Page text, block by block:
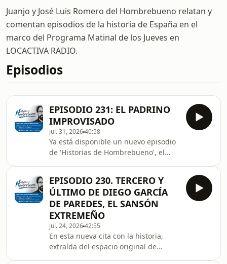
Juanjo y José Luis Romero del Hombrebueno relatan y
comentan episodios de la historia de España en el
marco del Programa Matinal de los Jueves en
LOCACTIVA RADIO.
Episodios
EPISODIO 231: EL PADRINO
IMPROVISADO
jul. 31, 202640:58
Ya está disponible un nuevo episodio
de 'Historias de Hombrebueno', el
Radio. En esta ocasión, el programa
improvisa un recorrido por las
circunstancias que hicieron posible 'El
Padrino', analizando a sus principales
autores y protagonistas, así como las
historias y curiosidades que rodearon
el nacimiento de una de las películas
más in
EPISODIO 230. TERCERO Y
ÚLTIMO DE DIEGO GARCÍA
DE PAREDES, EL SANSÓN
EXTREMEÑO
jul. 24, 202642:55
En esta nueva cita con la historia,
extraída del espacio original de